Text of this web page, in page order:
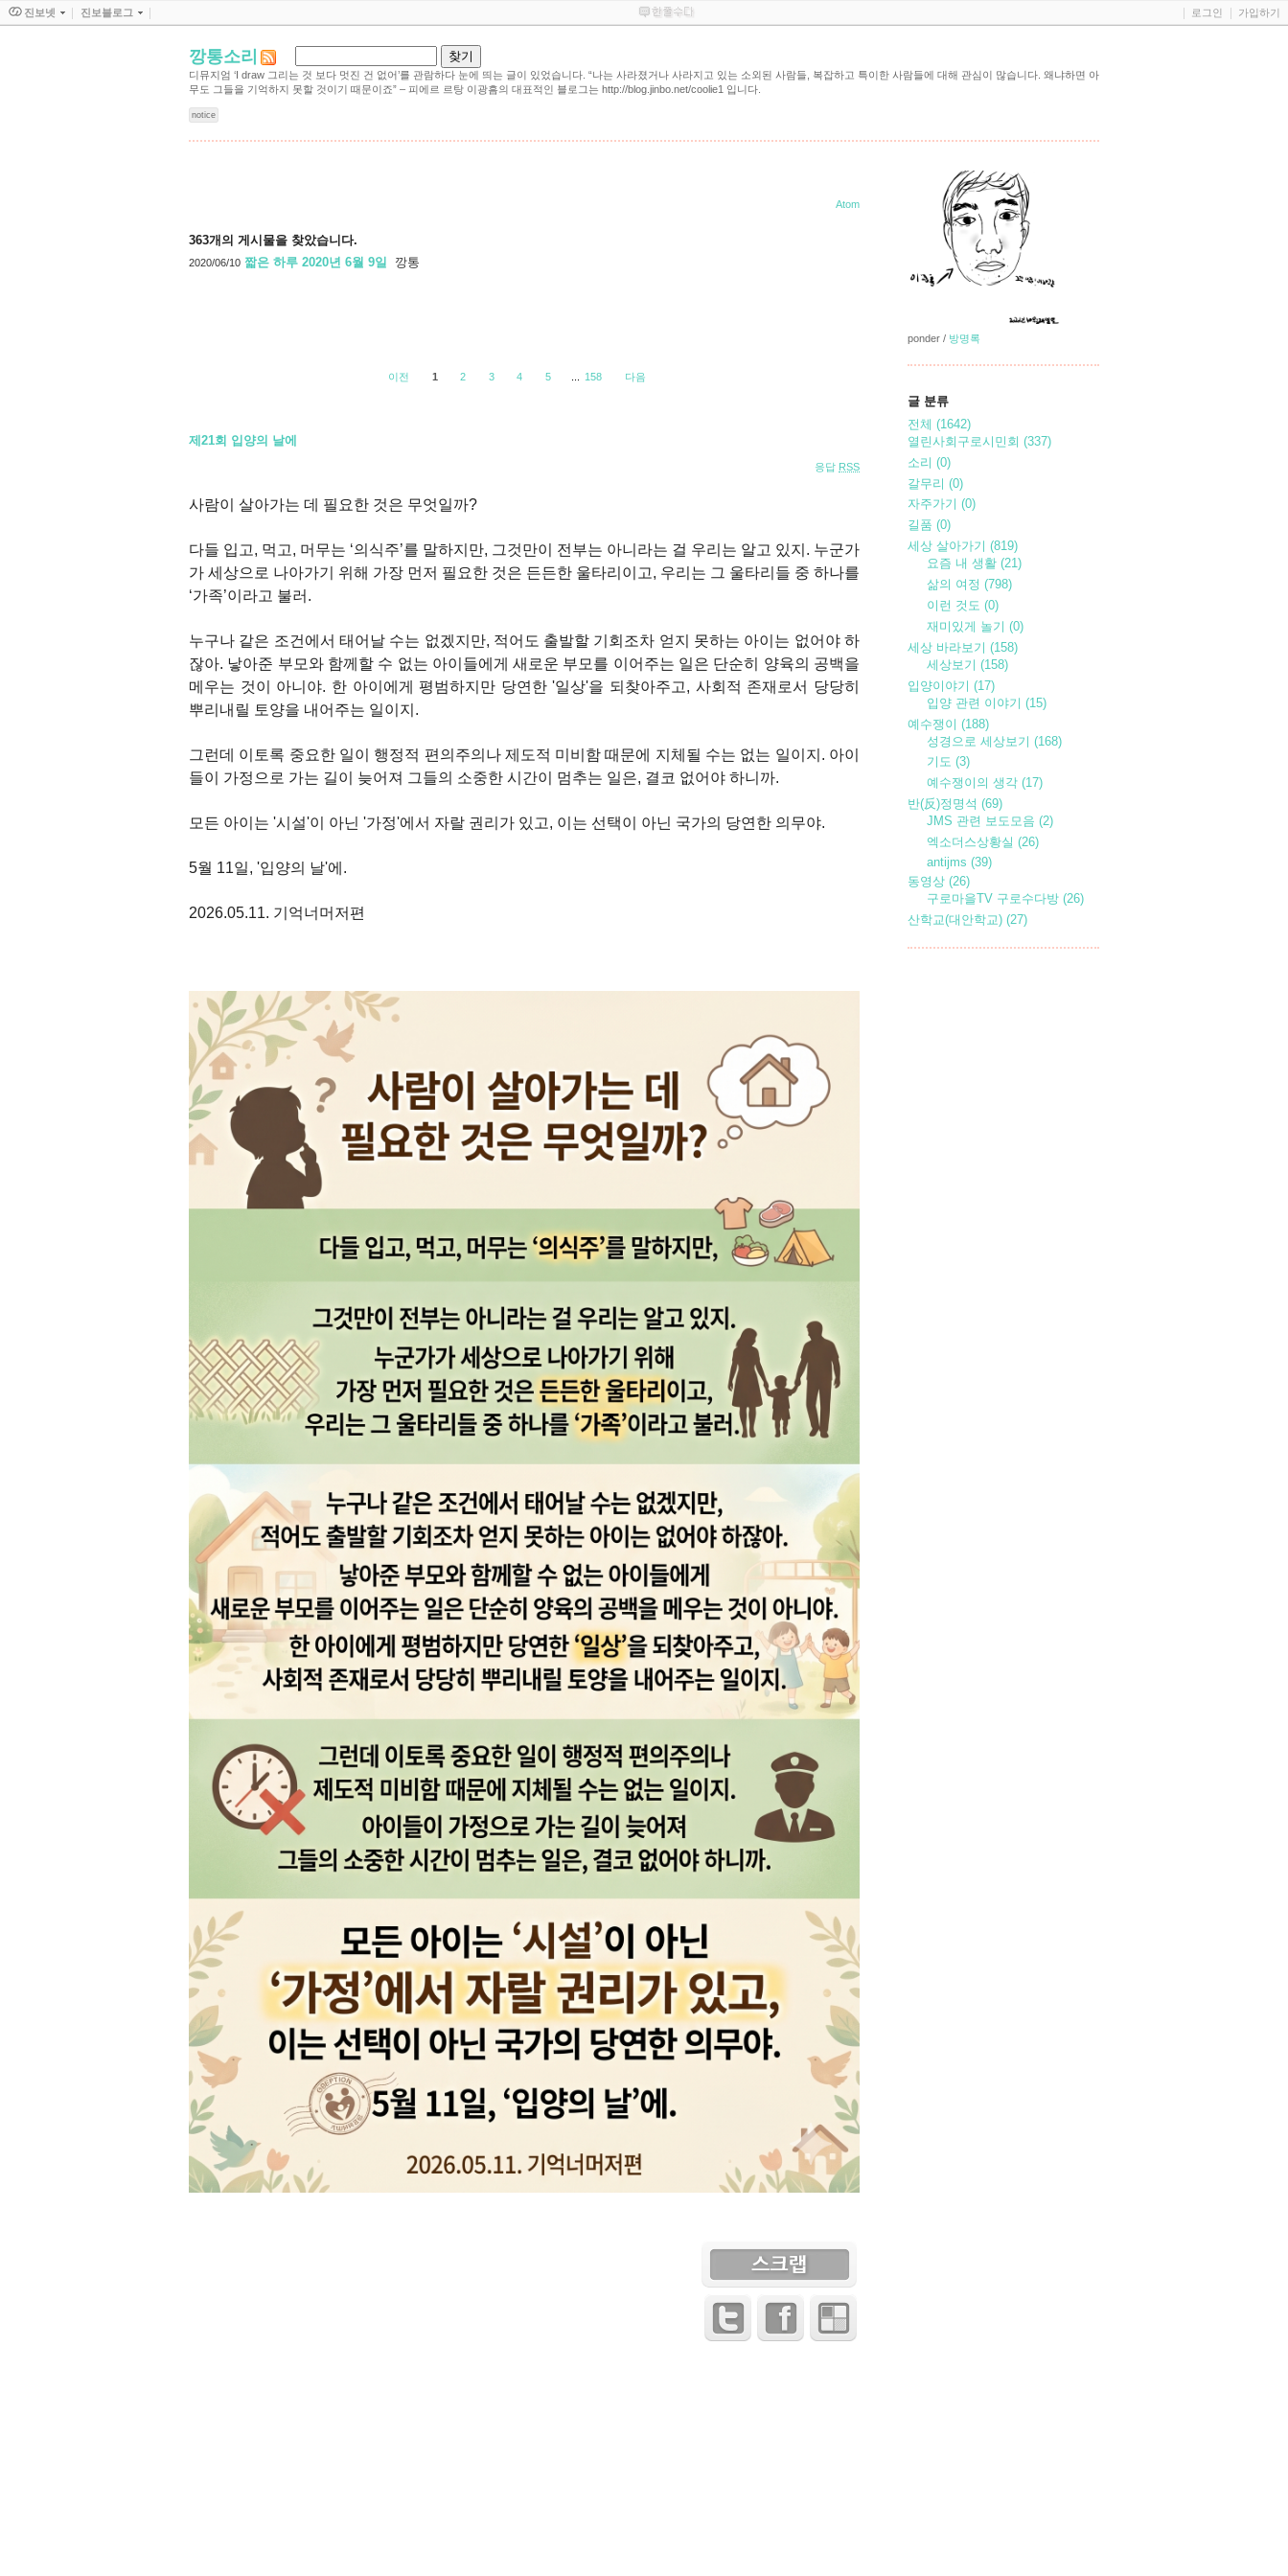
깡통소리
디뮤지엄 ‘I draw 그리는 것 보다 멋진 건 없어’를 관람하다 눈에 띄는 글이 있었습니다. “나는 사라졌거나 사라지고 있는 소외된 사람들, 복잡하고 특이한 사람들에 대해 관심이 많습니다. 왜냐하면 아
무도 그들을 기억하지 못할 것이기 때문이죠” – 피에르 르탕 이광흠의 대표적인 블로그는 http://blog.jinbo.net/coolie1 입니다.
notice
Atom
363개의 게시물을 찾았습니다.
2020/06/10 짧은 하루 2020년 6월 9일 깡통
이전 1 2 3 4 5 158 다음
제21회 입양의 날에
응답 RSS
사람이 살아가는 데 필요한 것은 무엇일까?
다들 입고, 먹고, 머무는 ‘의식주’를 말하지만, 그것만이 전부는 아니라는 걸 우리는 알고 있지. 누군가
가 세상으로 나아가기 위해 가장 먼저 필요한 것은 든든한 울타리이고, 우리는 그 울타리들 중 하나를
‘가족’이라고 불러.
누구나 같은 조건에서 태어날 수는 없겠지만, 적어도 출발할 기회조차 얻지 못하는 아이는 없어야 하
잖아. 낳아준 부모와 함께할 수 없는 아이들에게 새로운 부모를 이어주는 일은 단순히 양육의 공백을
메우는 것이 아니야. 한 아이에게 평범하지만 당연한 '일상'을 되찾아주고, 사회적 존재로서 당당히
뿌리내릴 토양을 내어주는 일이지.
그런데 이토록 중요한 일이 행정적 편의주의나 제도적 미비함 때문에 지체될 수는 없는 일이지. 아이
들이 가정으로 가는 길이 늦어져 그들의 소중한 시간이 멈추는 일은, 결코 없어야 하니까.
모든 아이는 '시설'이 아닌 '가정'에서 자랄 권리가 있고, 이는 선택이 아닌 국가의 당연한 의무야.
5월 11일, '입양의 날'에.
2026.05.11. 기억너머저편
ponder / 방명록
글 분류
전체 (1642)
열린사회구로시민회 (337)
소리 (0)
갈무리 (0)
자주가기 (0)
길품 (0)
세상 살아가기 (819)
요즘 내 생활 (21)
삶의 여정 (798)
이런 것도 (0)
재미있게 놀기 (0)
세상 바라보기 (158)
세상보기 (158)
입양이야기 (17)
입양 관련 이야기 (15)
예수쟁이 (188)
성경으로 세상보기 (168)
기도 (3)
예수쟁이의 생각 (17)
반(反)정명석 (69)
JMS 관련 보도모음 (2)
엑소더스상황실 (26)
antijms (39)
동영상 (26)
구로마을TV 구로수다방 (26)
산학교(대안학교) (27)
진보넷 진보블로그 로그인 가입하기